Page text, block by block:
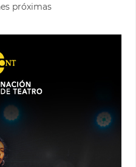
próximas